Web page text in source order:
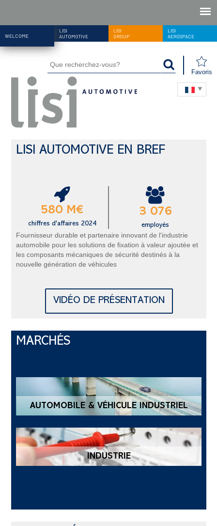
WELCOME
LISI
AUTOMOTIVE
LISI
GROUP
LISI
AEROSPACE
Favoris
LISI AUTOMOTIVE EN BREF
580 M€
chiffres d'affaires 2024
3 076
employés
Fournisseur durable et partenaire innovant de l'industrie
automobile pour les solutions de fixation à valeur ajoutée et
les composants mécaniques de sécurité destinés à la
nouvelle génération de véhicules
VIDÉO DE PRÉSENTATION
MARCHÉS
AUTOMOBILE & VÉHICULE INDUSTRIEL
INDUSTRIE